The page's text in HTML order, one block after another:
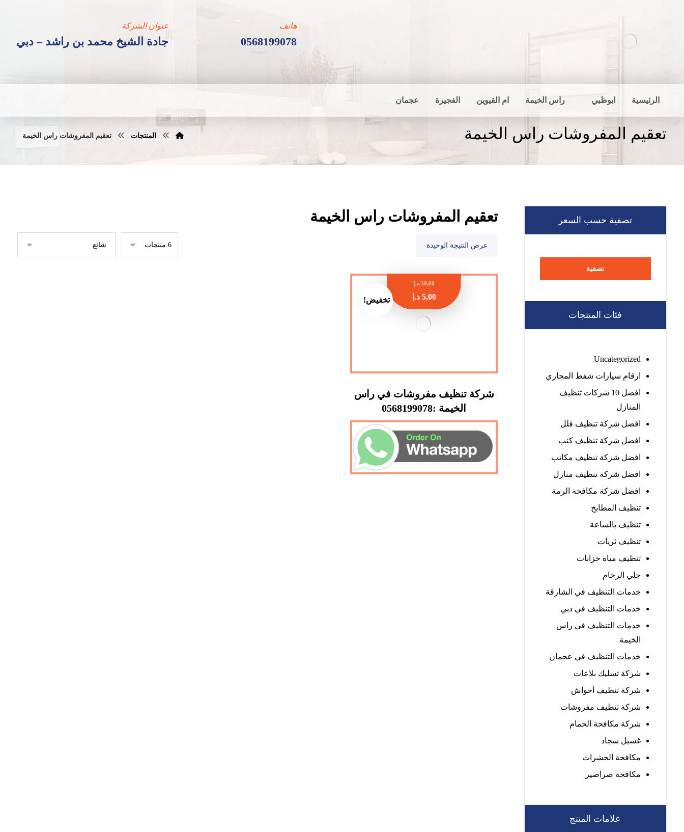
عنوان الشركة
جادة الشيخ محمد بن راشد – دبي
هاتف
0568199078
الرئيسية ابوظبي راس الخيمة ام القيوين الفجيرة عجمان
تعقيم المفروشات راس الخيمة المنتجات تعقيم المفروشات راس الخيمة
تعقيم المفروشات راس الخيمة
عرض النتيجة الوحيدة
تخفيض!
شركة تنظيف مفروشات في راس
الخيمة :0568199078
10,00 د.إ
5,00 د.إ
تصفية حسب السعر
تصفية
فئات المنتجات
Uncategorized
ارقام سيارات شفط المجاري
افضل 10 شركات تنظيف
المنازل
افضل شركة تنظيف فلل
افضل شركة تنظيف كنب
افضل شركة تنظيف مكاتب
افضل شركة تنظيف منازل
افضل شركة مكافحة الرمة
تنظيف المطابخ
تنظيف بالساعة
تنظيف ثريات
تنظيف مياه خزانات
جلي الرخام
خدمات التنظيف في الشارقة
خدمات التنظيف في دبي
خدمات التنظيف في راس
الخيمة
خدمات التنظيف في عجمان
شركة تسليك بلاعات
شركة تنظيف أحواش
شركة تنظيف مفروشات
شركة مكافحة الحمام
غسيل سجاد
مكافحة الحشرات
مكافحة صراصير
علامات المنتج